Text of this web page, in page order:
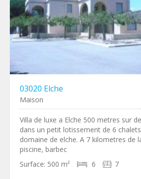
03020 Elche
Maison
Villa de luxe a Elche 500 metres sur
dans un petit lotissement de 6
domaine de elche. A 7 kilometres de
piscine, barbec
Surface: 500 m² 6 7